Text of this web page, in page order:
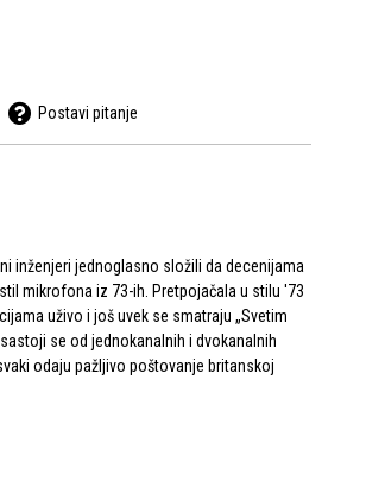
Postavi pitanje
inženjeri jednoglasno složili da decenijama
mikrofona iz 73-ih. Pretpojačala u stilu '73
uživo i još uvek se smatraju „Svetim
se od jednokanalnih i dvokanalnih
odaju pažljivo poštovanje britanskoj